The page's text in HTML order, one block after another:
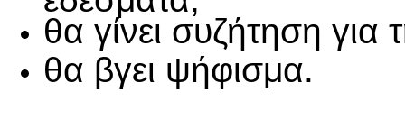
θα γίνει συζήτηση
θα βγει ψήφισμα.